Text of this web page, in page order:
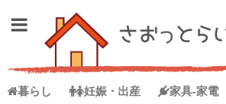
暮らし 妊娠・出産 家具-家電